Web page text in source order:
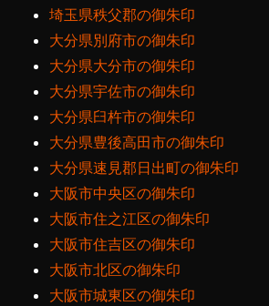
埼玉県秩父郡の御朱印
大分県別府市の御朱印
大分県大分市の御朱印
大分県宇佐市の御朱印
大分県臼杵市の御朱印
大分県豊後高田市の御朱印
大分県速見郡日出町の御朱印
大阪市中央区の御朱印
大阪市住之江区の御朱印
大阪市住吉区の御朱印
大阪市北区の御朱印
大阪市城東区の御朱印